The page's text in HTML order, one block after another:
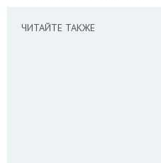
ЧИТАЙТЕ ТАКЖЕ